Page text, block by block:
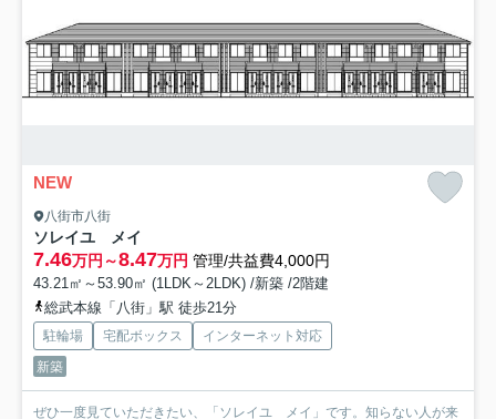
NEW
八街市八街
ソレイユ メイ
7.46万円～8.47万円 管理/共益費4,000円
43.21㎡～53.90㎡ (1LDK～2LDK) /新築 /2階建
総武本線「八街」駅 徒歩21分
駐輪場 宅配ボックス
インターネット対応
新築
ぜひ一度見ていただきたい、「ソレイユ メイ」です。知らない人が来